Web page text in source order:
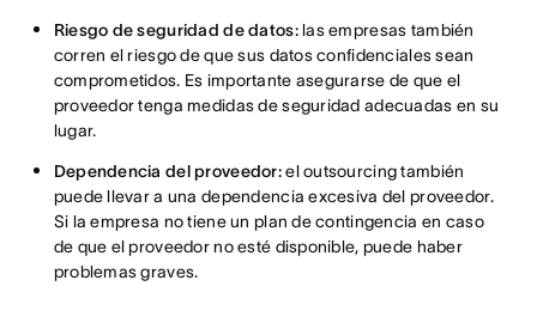
Riesgo de seguridad de datos:las empresas también
corren el riesgo de que sus datos confidenciales sean
comprometidos. Es importante asegurarse de que el
proveedor tenga medidas de seguridad adecuadas en su
lugar.
Dependencia del proveedor:el outsourcing también
puede llevar a una dependencia excesiva del proveedor.
Si la empresa no tiene un plan de contingencia en caso
de que el proveedor no esté disponible, puede haber
problemas graves.